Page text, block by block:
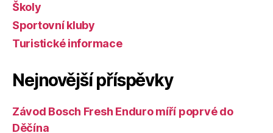
Školy
Sportovní kluby
Turistické informace
Nejnovější příspěvky
Závod Bosch Fresh Enduro míří poprvé do
Děčína